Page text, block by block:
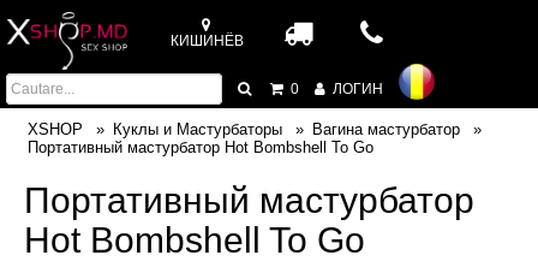
КИШИНЁВ
0 ЛОГИН
XSHOP Куклы и Мастурбаторы
Вагина мастурбатор
Портативный мастурбатор Hot Bombshell To Go
Портативный мастурбатор
Hot Bombshell To Go